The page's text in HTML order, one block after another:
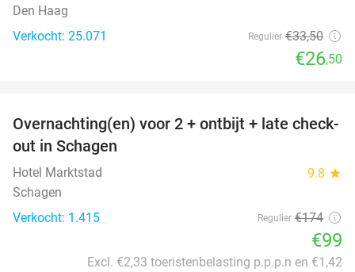
Den Haag
Verkocht: 25.071
Regulier €33,50
€26,50
43%
Overnachting(en) voor 2 + ontbijt + late check-
out in Schagen
Hotel Marktstad 9.8 star
Schagen
Verkocht: 1.415
Regulier €174
€99
Excl. €2,33 toeristenbelasting p.p.p.n en €1,42